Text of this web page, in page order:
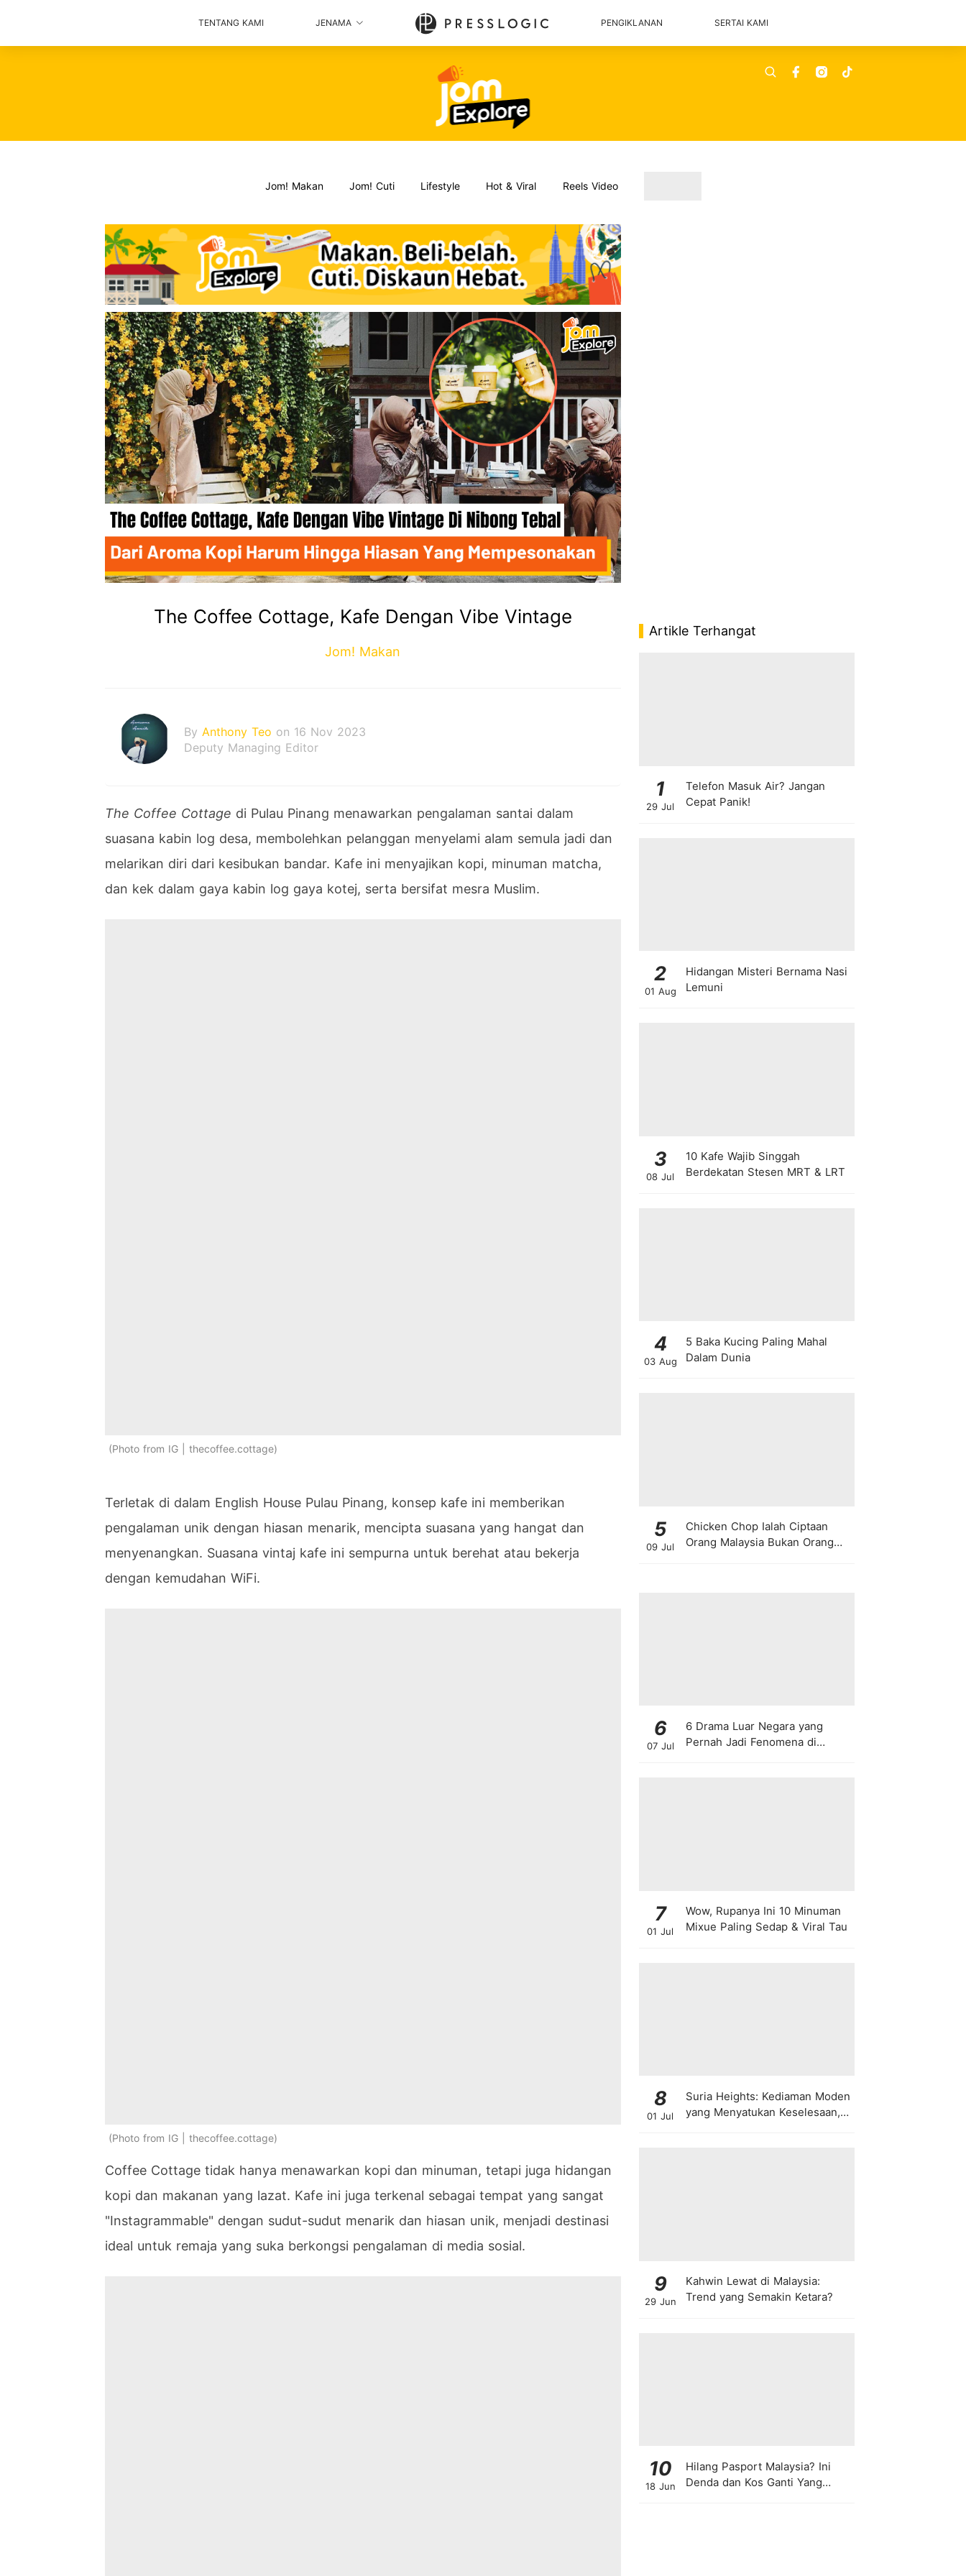
TENTANG KAMI JENAMA PENGIKLANAN SERTAI KAMI
Jom! Makan Jom! Cuti Lifestyle Hot & Viral Reels Video
The Coffee Cottage, Kafe Dengan Vibe Vintage
Jom! Makan
By Anthony Teo on 16 Nov 2023
Deputy Managing Editor
The Coffee Cottage di Pulau Pinang menawarkan pengalaman santai dalam
suasana kabin log desa, membolehkan pelanggan menyelami alam semula jadi dan
melarikan diri dari kesibukan bandar. Kafe ini menyajikan kopi, minuman matcha,
dan kek dalam gaya kabin log gaya kotej, serta bersifat mesra Muslim.
Photo from IG | thecoffee.cottage
Terletak di dalam English House Pulau Pinang, konsep kafe ini memberikan
pengalaman unik dengan hiasan menarik, mencipta suasana yang hangat dan
menyenangkan. Suasana vintaj kafe ini sempurna untuk berehat atau bekerja
dengan kemudahan WiFi.
Photo from IG | thecoffee.cottage
Coffee Cottage tidak hanya menawarkan kopi dan minuman, tetapi juga hidangan
kopi dan makanan yang lazat. Kafe ini juga terkenal sebagai tempat yang sangat
"Instagrammable" dengan sudut-sudut menarik dan hiasan unik, menjadi destinasi
ideal untuk remaja yang suka berkongsi pengalaman di media sosial.
Artikle Terhangat
1
29 Jul
Telefon Masuk Air? Jangan
Cepat Panik!
2
01 Aug
Hidangan Misteri Bernama Nasi
Lemuni
3
08 Jul
10 Kafe Wajib Singgah
Berdekatan Stesen MRT & LRT
4
03 Aug
5 Baka Kucing Paling Mahal
Dalam Dunia
5
09 Jul
Chicken Chop Ialah Ciptaan
Orang Malaysia Bukan Orang
6
07 Jul
6 Drama Luar Negara yang
Pernah Jadi Fenomena di
7
01 Jul
Wow, Rupanya Ini 10 Minuman
Mixue Paling Sedap & Viral Tau
8
01 Jul
Suria Heights: Kediaman Moden
yang Menyatukan Keselesaan,
9
29 Jun
Kahwin Lewat di Malaysia:
Trend yang Semakin Ketara?
10
18 Jun
Hilang Pasport Malaysia? Ini
Denda dan Kos Ganti Yang